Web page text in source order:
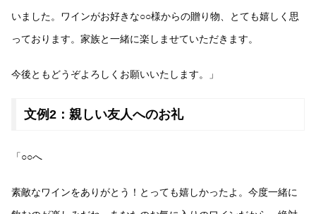
いました。ワインがお好きな○○様からの贈り物、とても嬉しく思
っております。家族と一緒に楽しませていただきます。
今後ともどうぞよろしくお願いいたします。」
文例2：親しい友人へのお礼
「○○へ
素敵なワインをありがとう！とっても嬉しかったよ。今度一緒に